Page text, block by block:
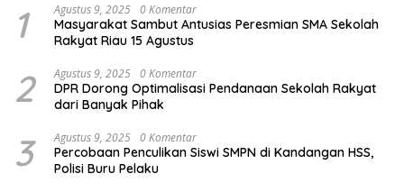
1 Agustus 9, 2025 0 Komentar
Masyarakat Sambut Antusias Peresmian SMA Sekolah
Rakyat Riau 15 Agustus
2 Agustus 9, 2025 0 Komentar
DPR Dorong Optimalisasi Pendanaan Sekolah Rakyat
dari Banyak Pihak
3 Agustus 9, 2025 0 Komentar
Percobaan Penculikan Siswi SMPN di Kandangan HSS,
Polisi Buru Pelaku